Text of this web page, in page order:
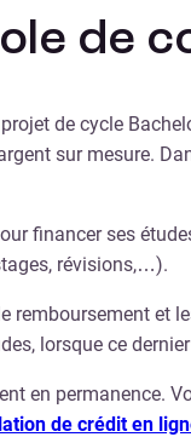
de
de cycle
sur mesure.
financer ses
révisions,…).
remboursement et
lorsque ce
en permanence.
de crédit en